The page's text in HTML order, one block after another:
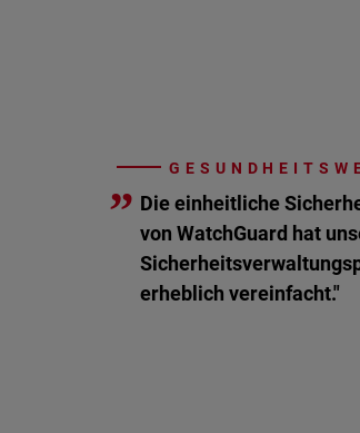
” Die einheitliche
von WatchGuard hat
erheblich vereinfacht."